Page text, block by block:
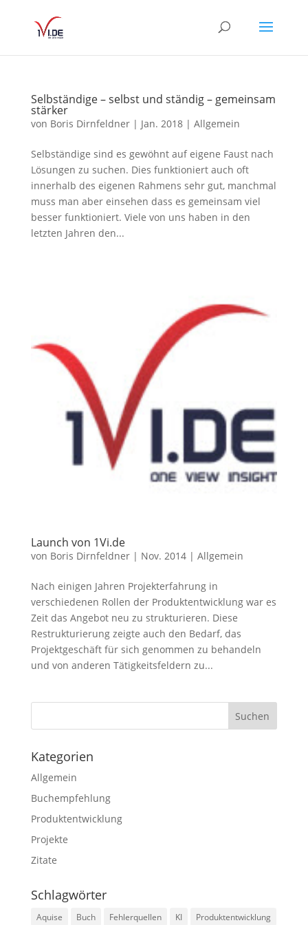
Selbständige – selbst und ständig – gemeinsam
stärker
von Boris Dirnfeldner| Jan. 2018| Allgemein
Selbständige sind es gewöhnt auf eigene Faust nach
Lösungen zu suchen. Dies funktioniert auch oft
innerhalb des eigenen Rahmens sehr gut, manchmal
muss man aber einsehen dass es gemeinsam viel
besser funktioniert. Viele von uns haben in den
letzten Jahren den...
Launch von 1Vi.de
von Boris Dirnfeldner| Nov. 2014| Allgemein
Nach einigen Jahren Projekterfahrung in
verschiedenen Rollen der Produktentwicklung war es
Zeit das Angebot neu zu strukturieren. Diese
Restrukturierung zeigte auch den Bedarf, das
Projektgeschäft für sich genommen zu behandeln
und von anderen Tätigkeitsfeldern zu...
Kategorien
Allgemein
Buchempfehlung
Produktentwicklung
Projekte
Zitate
Schlagwörter
Aquise Buch Fehlerquellen KI Produktentwicklung